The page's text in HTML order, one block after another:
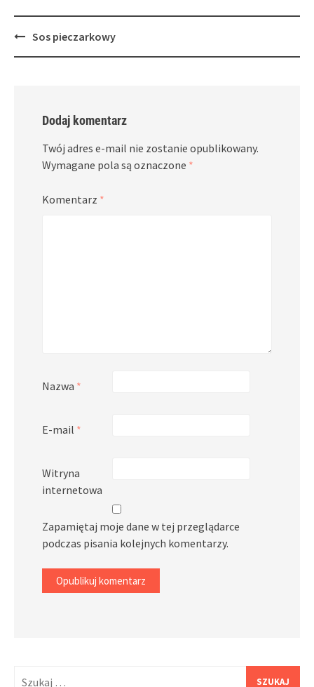
PostSos pieczarkowy
Dodaj komentarz
Twój adres e-mail nie zostanie opublikowany.
Wymagane pola są oznaczone *
Komentarz *
Nazwa *
E-mail *
Witryna
internetowa
Zapamiętaj moje dane w tej przeglądarce
podczas pisania kolejnych komentarzy.